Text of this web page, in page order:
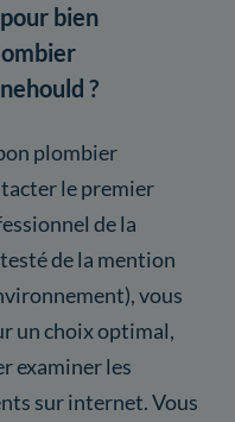
bien
?
plombier
le premier
de la
de la mention
vous
un choix optimal,
examiner les
sur internet. Vous